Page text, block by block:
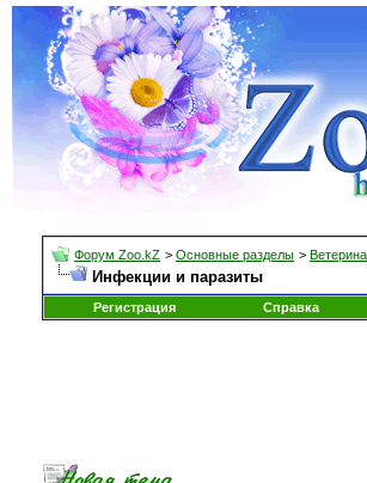
Форум Zoo.kZ > Основные разделы >
Инфекции и паразиты
Регистрация Справка